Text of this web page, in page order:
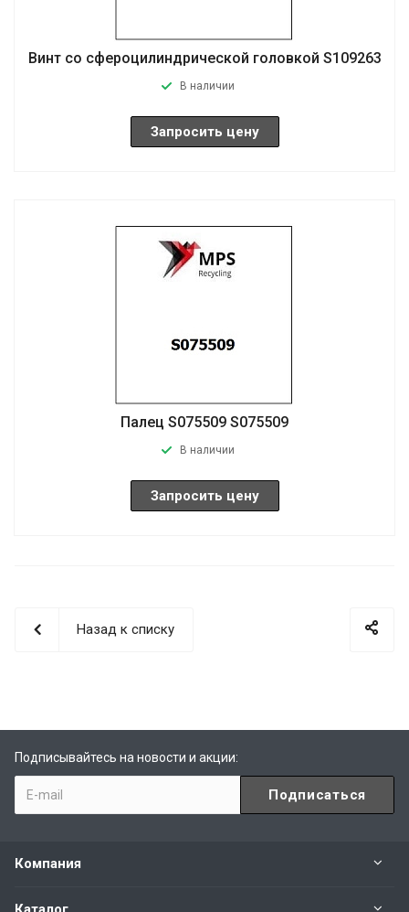
Винт со сфероцилиндрической головкой S109263
В наличии
Запросить цену
Палец S075509 S075509
В наличии
Запросить цену
Назад к списку
Подписывайтесь на новости и акции:
Компания